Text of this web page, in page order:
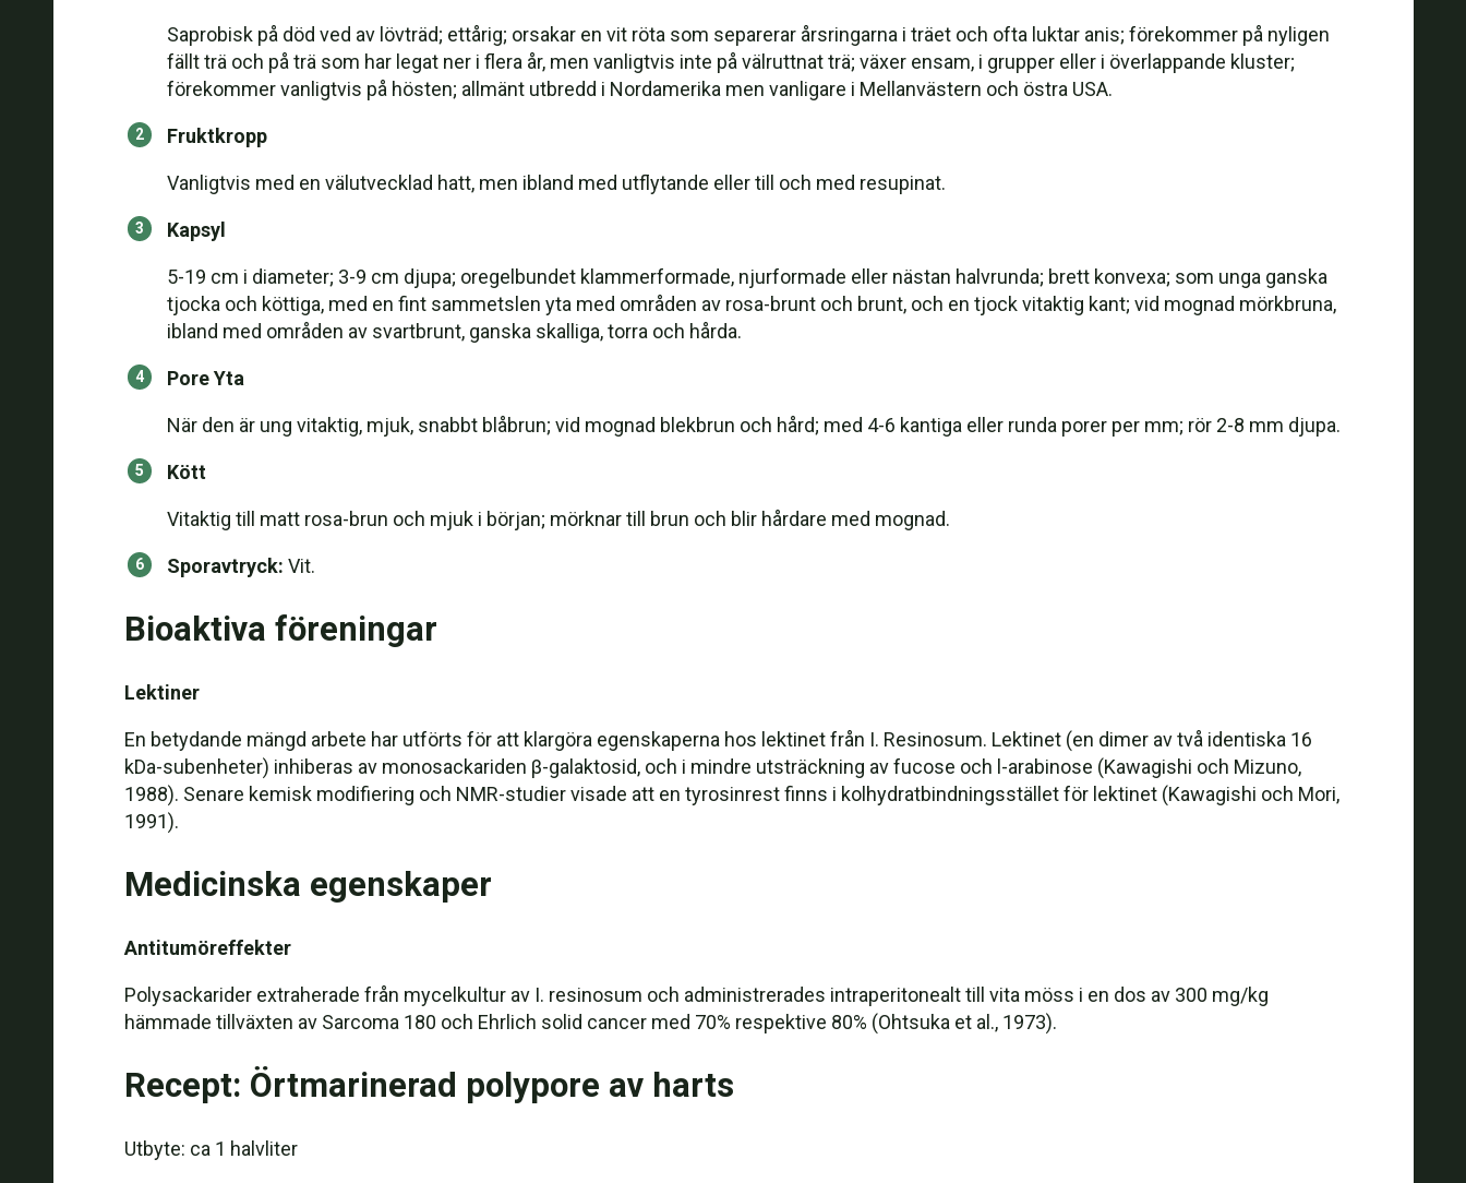
Saprobisk på död ved av lövträd; ettårig; orsakar en vit röta som separerar årsringarna i träet och ofta luktar anis; förekommer på nyligen
fällt trä och på trä som har legat ner i flera år, men vanligtvis inte på välruttnat trä; växer ensam, i grupper eller i överlappande kluster;
förekommer vanligtvis på hösten; allmänt utbredd i Nordamerika men vanligare i Mellanvästern och östra USA.
Fruktkropp
Vanligtvis med en välutvecklad hatt, men ibland med utflytande eller till och med resupinat.
Kapsyl
5-19 cm i diameter; 3-9 cm djupa; oregelbundet klammerformade, njurformade eller nästan halvrunda; brett konvexa; som unga ganska
tjocka och köttiga, med en fint sammetslen yta med områden av rosa-brunt och brunt, och en tjock vitaktig kant; vid mognad mörkbruna,
ibland med områden av svartbrunt, ganska skalliga, torra och hårda.
Pore Yta
När den är ung vitaktig, mjuk, snabbt blåbrun; vid mognad blekbrun och hård; med 4-6 kantiga eller runda porer per mm; rör 2-8 mm djupa.
Kött
Vitaktig till matt rosa-brun och mjuk i början; mörknar till brun och blir hårdare med mognad.
Sporavtryck: Vit.
Bioaktiva föreningar
Lektiner
En betydande mängd arbete har utförts för att klargöra egenskaperna hos lektinet från I. Resinosum. Lektinet (en dimer av två identiska 16
kDa-subenheter) inhiberas av monosackariden β-galaktosid, och i mindre utsträckning av fucose och l-arabinose (Kawagishi och Mizuno,
1988). Senare kemisk modifiering och NMR-studier visade att en tyrosinrest finns i kolhydratbindningsstället för lektinet (Kawagishi och Mori,
1991).
Medicinska egenskaper
Antitumöreffekter
Polysackarider extraherade från mycelkultur av I. resinosum och administrerades intraperitonealt till vita möss i en dos av 300 mg/kg
hämmade tillväxten av Sarcoma 180 och Ehrlich solid cancer med 70% respektive 80% (Ohtsuka et al., 1973).
Recept: Örtmarinerad polypore av harts
Utbyte: ca 1 halvliter